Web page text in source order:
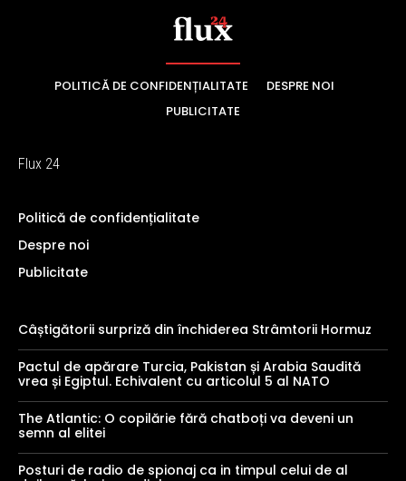
POLITICĂ DE CONFIDENȚIALITATE
DESPRE NOI
PUBLICITATE
Flux 24
Politică de confidențialitate
Despre noi
Publicitate
Câștigătorii surpriză din închiderea Strâmtorii Hormuz
Pactul de apărare Turcia, Pakistan și Arabia Saudită
vrea și Egiptul. Echivalent cu articolul 5 al NATO
The Atlantic: O copilărie fără chatboți va deveni un
semn al elitei
Posturi de radio de spionaj ca in timpul celui de al